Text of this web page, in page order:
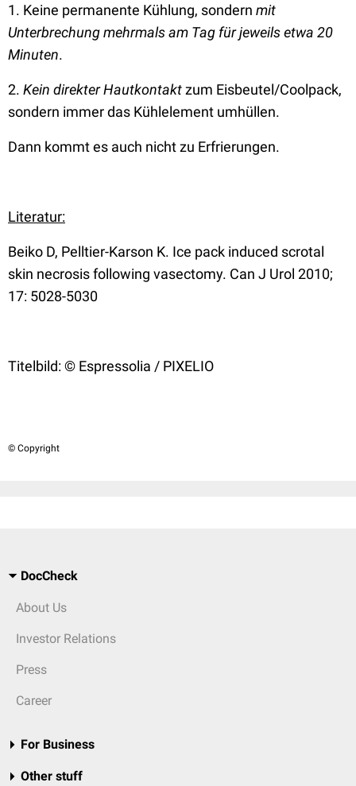
1. Keine permanente Kühlung, sondern mit
Unterbrechung mehrmals am Tag für jeweils etwa 20
Minuten.
2. Kein direkter Hautkontaktzum Eisbeutel/Coolpack,
sondern immer das Kühlelement umhüllen.
Dann kommt es auch nicht zu Erfrierungen.
Literatur:
Beiko D, Pelltier-Karson K. Ice pack induced scrotal
skin necrosis following vasectomy. Can J Urol 2010;
17: 5028-5030
Titelbild: © Espressolia / PIXELIO
© Copyright
DocCheck
About Us
Investor Relations
Press
Career
For Business
Other stuff